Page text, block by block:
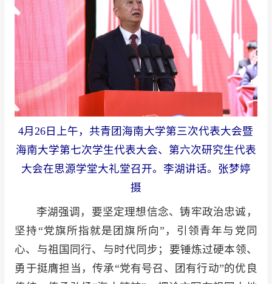
4月26日上午，共青团海南大学第三次代表大会暨
海南大学第七次学生代表大会、第六次研究生代表
大会在思源学堂大礼堂召开。李湖讲话。张梦婷
摄
李湖强调，要坚定理想信念、铸牢政治忠诚，
坚持“党旗所指就是团旗所向”，引领青年与党同
心、与祖国同行、与时代同步；要锤炼过硬本领、
勇于挺膺担当，传承“党有号召、团有行动”的优良